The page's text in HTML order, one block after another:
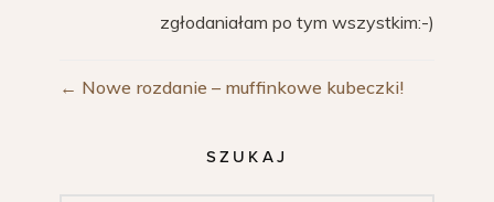
zgłodaniałam po tym wszystkim:-)
← Nowe rozdanie – muffinkowe kubeczki!
SZUKAJ